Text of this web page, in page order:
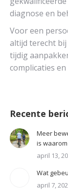
diagnose en
Voor een
altijd terecht
tijdig
complicaties
Recente
Meer
is waarom
april 13,
Wat
april 7,